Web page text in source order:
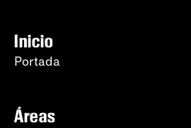
Inicio
Portada
Áreas